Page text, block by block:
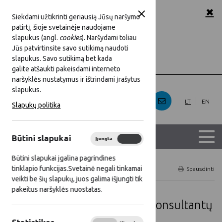
Siekdami užtikrinti geriausią Jūsų naršymo
patirtį, šioje svetainėje naudojame
slapukus (angl. cookies). Naršydami toliau
Jūs patvirtinsite savo sutikimą naudoti
slapukus. Savo sutikimą bet kada
galite atšaukti pakeisdami interneto
naršyklės nustatymus ir ištrindami įrašytus
slapukus.
Slapukų politika
Būtini slapukai Įjungta
Būtini slapukai įgalina pagrindines
tinklapio funkcijas.Svetainė negali tinkamai
veikti be šių slapukų, juos galima išjungti tik
pakeitus naršyklės nuostatas.
Šriftas: A
Fonas: baltas Juoda
Iliustracijos: Rodyti Slėpti
✖
LT EN
Titulinis Temos Spausdinti
Nepriklausomų žemės ūkio konsultantų
mokymai